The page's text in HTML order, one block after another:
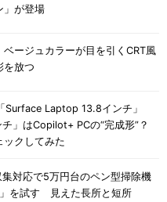
」が登場
ージュカラーが目を引くCRT風
を放つ
Surface Laptop 13.8インチ」
チ」はCopilot+ PCの“完成形”？
ックしてみた
対応で5万円台のペン型掃除機
」を試す 見えた長所と短所